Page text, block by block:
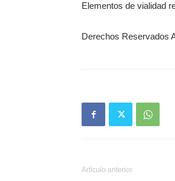
Elementos de vialidad
Derechos Reservados
Artículo anterior